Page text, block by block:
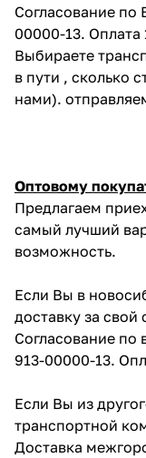
Согласование
00000-13. Оплата
Выбираете
в пути , сколько
нами).
Оптовому
Предлагаем
самый лучший
возможность.
Если Вы в
доставку за свой
Согласование по
913-00000-13.
Если Вы из
транспортной
Доставка